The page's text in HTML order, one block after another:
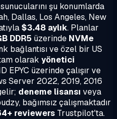
şu konumlarda
Dallas, Los Angeles, New
$3.48 aylık. Planlar
DDR5 üzerinde NVMe
bağlantısı ve özel bir US
olarak yönetici
EPYC üzerinde çalışır ve
Server 2022, 2019, 2016
deneme lisansı veya
bağımsız çalışmaktadır
reviewers Trustpilot'ta.